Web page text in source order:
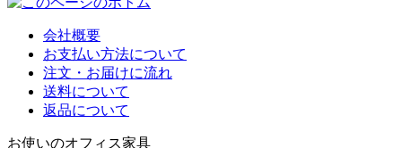
会社概要
お支払い方法について
注文・お届けに流れ
送料について
返品について
お使いのオフィス家具